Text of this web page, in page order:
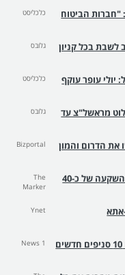
הביטוח
כלכליסט
לשבת בכל קניון
גלובס
שקל: יולי עופר עוקף
כלכליסט
מראשל"צ עד
גלובס
את הדרום והמון
Bizportal
"קניון האוליגרכים" באילת נפתח בהשקעה של כ-40
The
Marker
אתא Ynet
News 1